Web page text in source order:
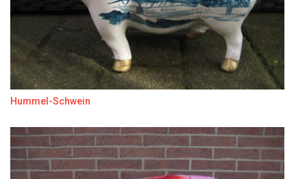
Hummel-Schwein